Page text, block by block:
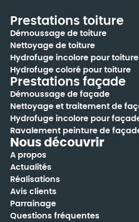
Prestations toiture
Démoussage de toiture
Nettoyage de toiture
Hydrofuge incolore pour toiture
Hydrofuge coloré pour toiture
Prestations façade
Démoussage de façade
Nettoyage et traitement de
Hydrofuge incolore pour
Ravalement peinture de
Nous découvrir
A propos
Actualités
Réalisations
Avis clients
Parrainage
Questions fréquentes